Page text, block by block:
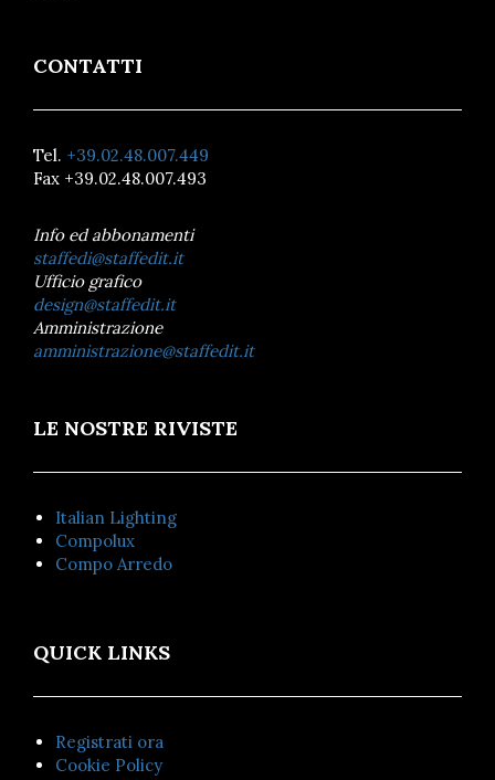
CONTATTI
Tel. +39.02.48.007.449
Fax +39.02.48.007.493
Info ed abbonamenti
staffedi@staffedit.it
Ufficio grafico
design@staffedit.it
Amministrazione
amministrazione@staffedit.it
LE NOSTRE RIVISTE
Italian Lighting
Compolux
Compo Arredo
QUICK LINKS
Registrati ora
Cookie Policy